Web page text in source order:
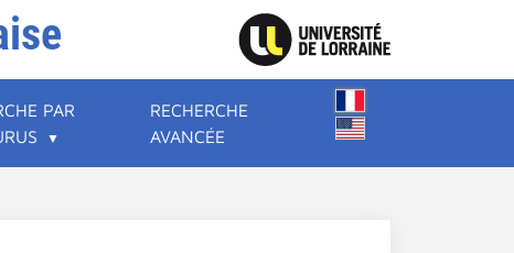
PAR
RECHERCHE
AVANCÉE